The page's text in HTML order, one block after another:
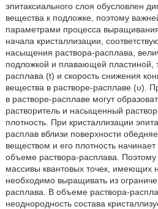
эпитаксиального слоя обусловлен
вещества к подложке, поэтому
параметрами процесса
начала кристаллизации,
насыщения раствора-расплава,
подложкой и плавающей пластиной,
расплава (t) и скорость снижения
вещества в растворе-расплаве (υ).
в растворе-расплаве могут
растворитель и насыщенный
плотность. При кристаллизации
расплав вблизи поверхности
веществом и его плотность начинает
объеме раствора-расплава.
массивы квантовых точек, имеющих
необходимо выращивать из
расплава. В объеме раствора-
неоднородность состава